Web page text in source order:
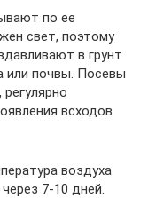
по ее
свет, поэтому
в грунт
или почвы. Посевы
всходов
воздуха
7-10 дней.